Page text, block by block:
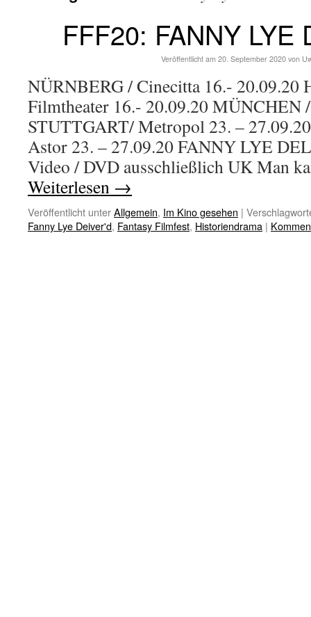
FFF20: FANNY LYE
Veröffentlicht am 20. September 2020 von
NÜRNBERG / Cinecitta 16.- 20.09.20
Filmtheater 16.- 20.09.20 MÜNCHEN
STUTTGART/ Metropol 23. –
Astor 23. – 27.09.20 FANNY LYE
Video / DVD ausschließlich UK Man
Weiterlesen →
Veröffentlicht unterAllgemein, Im Kino gesehen |
Fanny Lye Deiver'd, Fantasy Filmfest, Historiendrama |